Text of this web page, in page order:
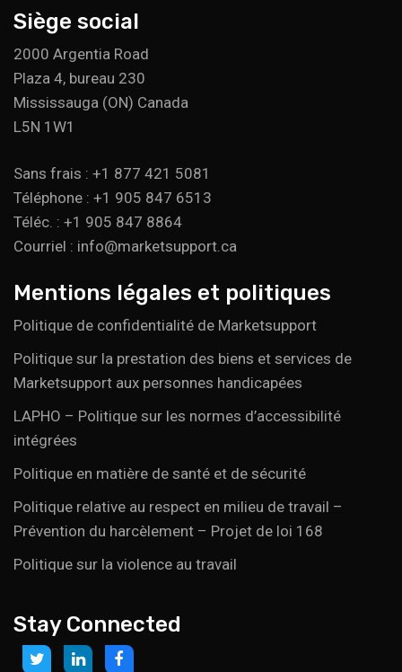
Siège social
2000 Argentia Road
Plaza 4, bureau 230
Mississauga (ON) Canada
L5N 1W1
Sans frais : +1 877 421 5081
Téléphone : +1 905 847 6513
Téléc. : +1 905 847 8864
Courriel : info@marketsupport.ca
Mentions légales et politiques
Politique de confidentialité de Marketsupport
Politique sur la prestation des biens et services de
Marketsupport aux personnes handicapées
LAPHO – Politique sur les normes d’accessibilité
intégrées
Politique en matière de santé et de sécurité
Politique relative au respect en milieu de travail –
Prévention du harcèlement – Projet de loi 168
Politique sur la violence au travail
Stay Connected
Link
Link
Link